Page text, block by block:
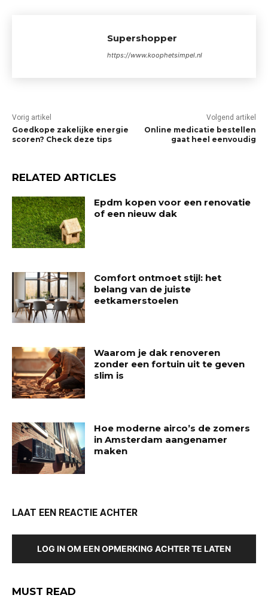
Supershopper
https://www.koophetsimpel.nl
Vorig artikel
Goedkope zakelijke energie
scoren? Check deze tips
Volgend artikel
Online medicatie bestellen
gaat heel eenvoudig
RELATED ARTICLES
Epdm kopen voor een renovatie
of een nieuw dak
Comfort ontmoet stijl: het
belang van de juiste
eetkamerstoelen
Waarom je dak renoveren
zonder een fortuin uit te geven
slim is
Hoe moderne airco’s de zomers
in Amsterdam aangenamer
maken
LAAT EEN REACTIE ACHTER
LOG IN OM EEN OPMERKING ACHTER TE LATEN
MUST READ